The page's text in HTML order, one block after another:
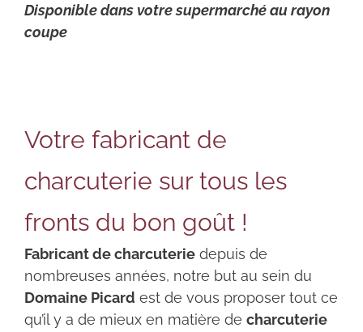
Disponible dans votre supermarché au rayon
coupe
Votre fabricant de
charcuterie sur tous les
fronts du bon goût !
Fabricant de charcuteriedepuis de
nombreuses années, notre but au sein du
Domaine Picard est de vous proposer tout ce
qu’il y a de mieux en matière de charcuterie